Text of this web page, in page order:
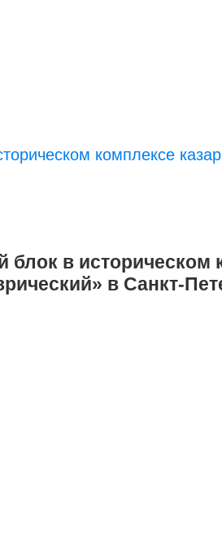
комплексе
в историческом
в Санкт-